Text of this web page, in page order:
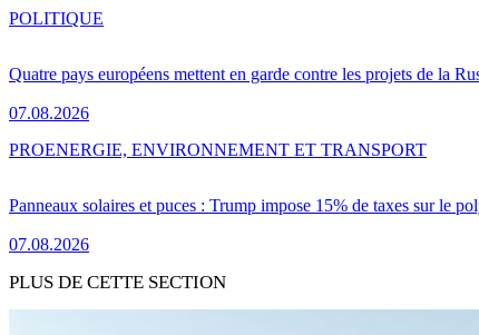
Quatre pays européens mettent en garde contre les projets de la
07.08.2026
POLITIQUE
Panneaux solaires et puces : Trump impose 15% de taxes sur le
07.08.2026
PROENERGIE, ENVIRONNEMENT ET TRANSPORT
PLUS DE CETTE SECTION